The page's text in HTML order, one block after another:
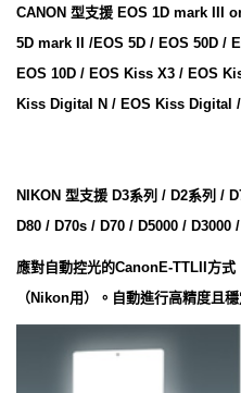
CANON 型支援 EOS 1D mark III
5D mark II /EOS 5D / EOS 50D /
EOS 10D / EOS Kiss X3 / EOS
Kiss Digital N / EOS Kiss Digital
NIKON 型支援 D3系列 / D2系列 /
D80 / D70s / D70 / D5000 / D3000
應對自動控光的CanonE-TTLII方
（Nikon用）。自動進行高精度且